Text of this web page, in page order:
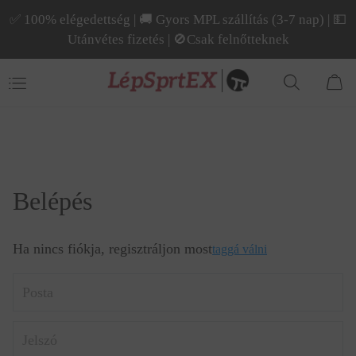
✅ 100% elégedettség | 🚚 Gyors MPL szállítás (3-7 nap) | 💵
Utánvétes fizetés | 🚫Csak felnőtteknek
Belépés
Ha nincs fiókja, regisztráljon mosttaggá válni